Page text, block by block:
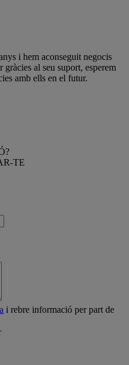
i hem aconseguit negocis
gràcies al seu suport, esperem
amb ells en el futur.
TE
i rebre informació per part de